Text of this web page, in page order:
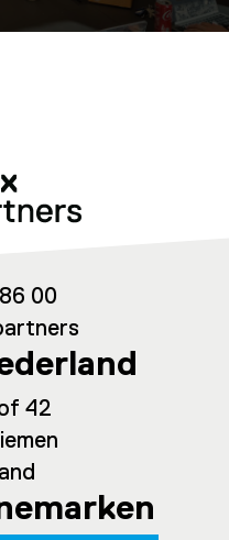
00
42